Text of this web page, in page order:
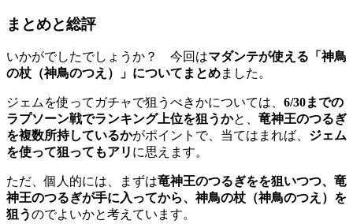
まとめと総評
いかがでしたでしょうか？ 今回はマダンテが使える「神鳥
の杖（神鳥のつえ）」についてまとめました。
ジェムを使ってガチャで狙うべきかについては、 6/30までの
ラプソーン戦でランキング上位を狙うかと、 竜神王のつるぎ
を複数所持しているかがポイントで、当てはまれば、 ジェム
を使って狙ってもアリ に思えます。
ただ、個人的には、まずは竜神王のつるぎをを狙いつつ、竜
神王のつるぎが手に入ってから、神鳥の杖（神鳥のつえ）を
狙うのでよいかと考えています。